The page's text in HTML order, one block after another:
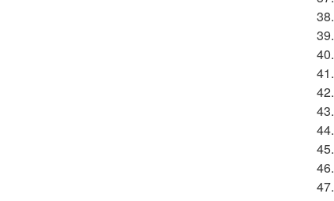
38.
39.
40.
41.
42.
43.
44.
45.
46.
47.